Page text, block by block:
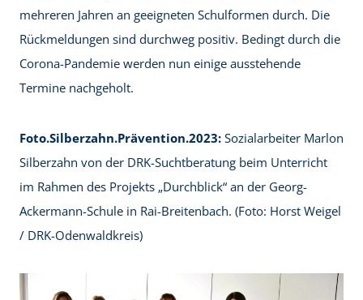
mehreren Jahren an geeigneten Schulformen durch. Die
Rückmeldungen sind durchweg positiv. Bedingt durch die
Corona-Pandemie werden nun einige ausstehende
Termine nachgeholt.
Foto.Silberzahn.Prävention.2023: Sozialarbeiter Marlon
Silberzahn von der DRK-Suchtberatung beim Unterricht
im Rahmen des Projekts „Durchblick“ an der Georg-
Ackermann-Schule in Rai-Breitenbach. (Foto: Horst Weigel
/ DRK-Odenwaldkreis)